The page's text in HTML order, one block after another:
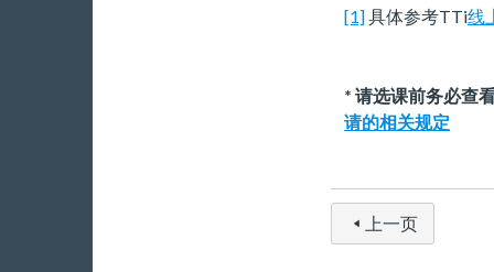
[1]具体参考TTi线
* 请选课前务必查
请的相关规定
上一页